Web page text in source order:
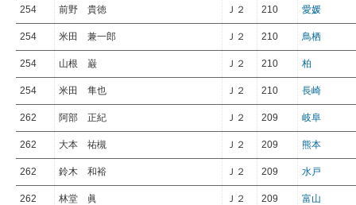
254 前野 貴徳 Ｊ２ 210 愛媛
254 米田 兼一郎 Ｊ２ 210 鳥栖
254 山根 巌 Ｊ２ 210 柏
254 米田 隼也 Ｊ２ 210 長崎
262 阿部 正紀 Ｊ２ 209 岐阜
262 大本 祐槻 Ｊ２ 209 熊本
262 鈴木 和裕 Ｊ２ 209 水戸
262 林堂 眞 Ｊ２ 209 富山